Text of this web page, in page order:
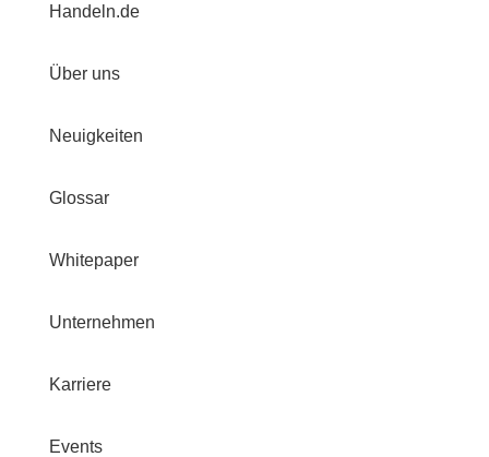
Handeln.de
Über uns
Neuigkeiten
Glossar
Whitepaper
Unternehmen
Karriere
Events